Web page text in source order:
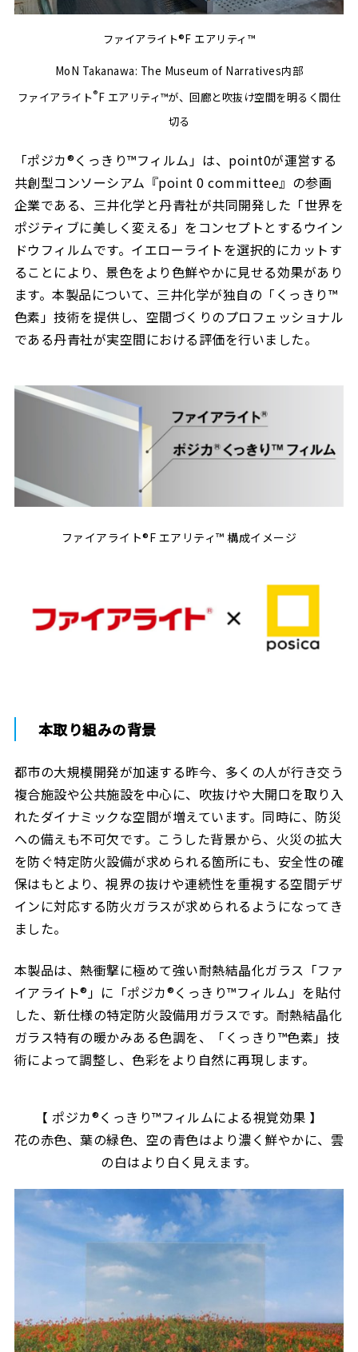
ファイアライト®F エアリティ™
MoN Takanawa: The Museum of Narratives内部
ファイアライト®F エアリティ™が、回廊と吹抜け空間を明るく間仕
切る
「ポジカ®くっきり™フィルム」は、point0が運営する
共創型コンソーシアム『point 0 committee』の参画
企業である、三井化学と丹青社が共同開発した「世界を
ポジティブに美しく変える」をコンセプトとするウイン
ドウフィルムです。イエローライトを選択的にカットす
ることにより、景色をより色鮮やかに見せる効果があり
ます。本製品について、三井化学が独自の「くっきり™
色素」技術を提供し、空間づくりのプロフェッショナル
である丹青社が実空間における評価を行いました。
ファイアライト®F エアリティ™ 構成イメージ
本取り組みの背景
都市の大規模開発が加速する昨今、多くの人が行き交う
複合施設や公共施設を中心に、吹抜けや大開口を取り入
れたダイナミックな空間が増えています。同時に、防災
への備えも不可欠です。こうした背景から、火災の拡大
を防ぐ特定防火設備が求められる箇所にも、安全性の確
保はもとより、視界の抜けや連続性を重視する空間デザ
インに対応する防火ガラスが求められるようになってき
ました。
本製品は、熱衝撃に極めて強い耐熱結晶化ガラス「ファ
イアライト®」に「ポジカ®くっきり™フィルム」を貼付
した、新仕様の特定防火設備用ガラスです。耐熱結晶化
ガラス特有の暖かみある色調を、「くっきり™色素」技
術によって調整し、色彩をより自然に再現します。
【 ポジカ®くっきり™フィルムによる視覚効果 】
花の赤色、葉の緑色、空の青色はより濃く鮮やかに、雲
の白はより白く見えます。